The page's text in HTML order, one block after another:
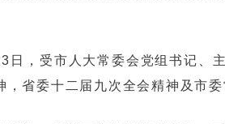
日，受市人大常委会党组书记、
，省委十二届九次全会精神及市